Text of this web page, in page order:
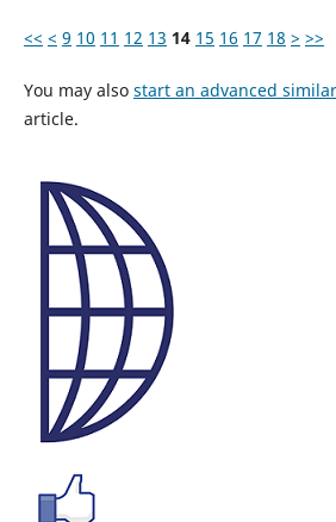
<< < 9 10 11 12 13 14 15 16 17 18 > >>
You may also start an advanced
article.